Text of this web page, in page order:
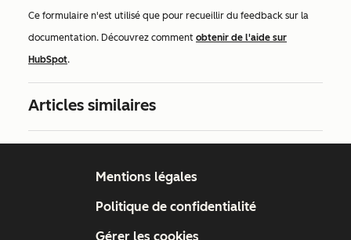
Ce formulaire n'est utilisé que pour recueillir du feedback sur la
documentation. Découvrez comment obtenir de l'aide sur
HubSpot.
Articles similaires
Mentions légales
Politique de confidentialité
Gérer les cookies